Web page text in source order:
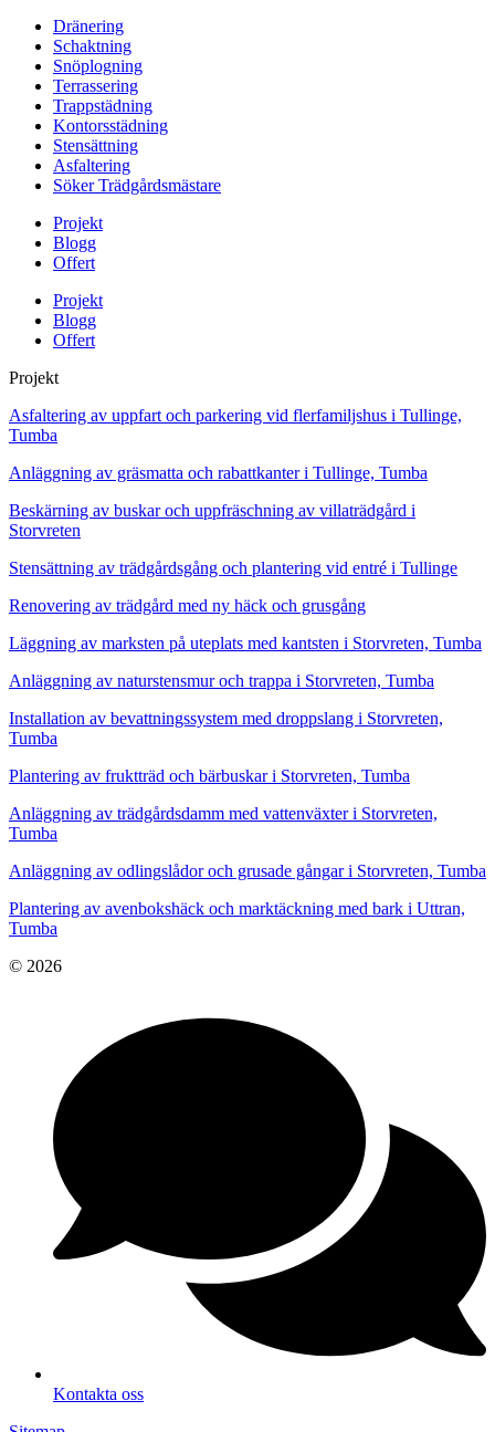
Dränering
Schaktning
Snöplogning
Terrassering
Trappstädning
Kontorsstädning
Stensättning
Asfaltering
Söker Trädgårdsmästare
Projekt
Blogg
Offert
Projekt
Blogg
Offert
Projekt
Asfaltering av uppfart och parkering vid flerfamiljshus i Tullinge,
Tumba
Anläggning av gräsmatta och rabattkanter i Tullinge, Tumba
Beskärning av buskar och uppfräschning av villaträdgård i
Storvreten
Stensättning av trädgårdsgång och plantering vid entré i Tullinge
Renovering av trädgård med ny häck och grusgång
Läggning av marksten på uteplats med kantsten i Storvreten, Tumba
Anläggning av naturstensmur och trappa i Storvreten, Tumba
Installation av bevattningssystem med droppslang i Storvreten,
Tumba
Plantering av fruktträd och bärbuskar i Storvreten, Tumba
Anläggning av trädgårdsdamm med vattenväxter i Storvreten,
Tumba
Anläggning av odlingslådor och grusade gångar i Storvreten, Tumba
Plantering av avenbokshäck och marktäckning med bark i Uttran,
Tumba
© 2026
Kontakta oss